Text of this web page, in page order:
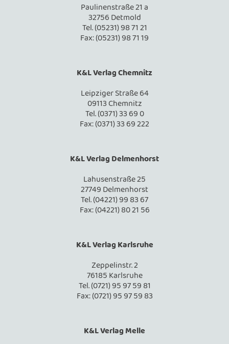
Paulinenstraße 21 a
32756 Detmold
Tel. (05231) 98 71 21
Fax: (05231) 98 71 19
K&L Verlag Chemnitz
Leipziger Straße 64
09113 Chemnitz
Tel. (0371) 33 69 0
Fax: (0371) 33 69 222
K&L Verlag Delmenhorst
Lahusenstraße 25
27749 Delmenhorst
Tel. (04221) 99 83 67
Fax: (04221) 80 21 56
K&L Verlag Karlsruhe
Zeppelinstr. 2
76185 Karlsruhe
Tel. (0721) 95 97 59 81
Fax: (0721) 95 97 59 83
K&L Verlag Melle